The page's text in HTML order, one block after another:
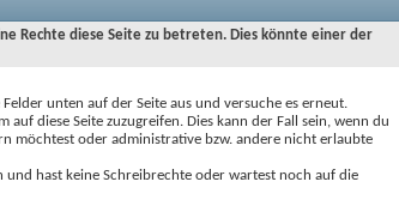
Rechte diese Seite zu betreten. Dies könnte einer der
unten auf der Seite aus und versuche es erneut.
auf diese Seite zuzugreifen. Dies kann der Fall sein, wenn du
möchtest oder administrative bzw. andere nicht erlaubte
und hast keine Schreibrechte oder wartest noch auf die